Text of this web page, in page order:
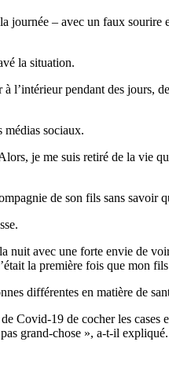
– avec un faux sourire
la situation.
pendant des jours,
médias sociaux.
je me suis retiré de la vie
de son fils sans savoir
avec une forte envie de
la première fois que
différentes en matière de
Covid-19 de cocher les
grand-chose », a-t-il expliqué.